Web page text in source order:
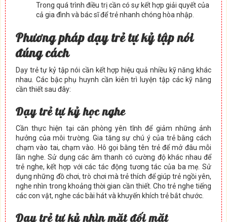
Trong quá trình điều trị cần có sự kết hợp giải quyết của
cả gia đình và bác sĩ để trẻ nhanh chóng hòa nhập.
Phương pháp dạy trẻ tự kỷ tập nói
đúng cách
Dạy trẻ tự kỷ tập nói cần kết hợp hiệu quả nhiều kỹ năng khác
nhau. Các bậc phụ huynh cần kiên trì luyện tập các kỹ năng
cần thiết sau đây:
Dạy trẻ tự kỷ học nghe
Cần thực hiện tại căn phòng yên tĩnh để giảm những ảnh
hưởng của môi trường. Gia tăng sự chú ý của trẻ bằng cách
chạm vào tai, chạm vào. Hô gọi bằng tên trẻ để mở đâu mỗi
lần nghe. Sử dụng các âm thanh có cường độ khác nhau để
trẻ nghe, kết hợp với các tác động tương tác của ba mẹ. Sử
dụng những đồ chơi, trò chơi mà trẻ thích để giúp trẻ ngồi yên,
nghe nhìn trong khoảng thời gian cần thiết. Cho trẻ nghe tiếng
các con vật, nghe các bài hát và khuyến khích trẻ bắt chước.
Dạy trẻ tự kỷ nhìn mặt đối mặt